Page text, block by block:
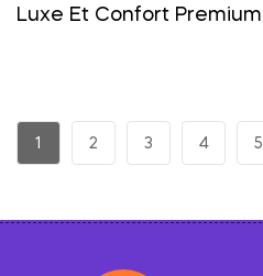
Luxe Et Confort Premium
1 2 3 4 5